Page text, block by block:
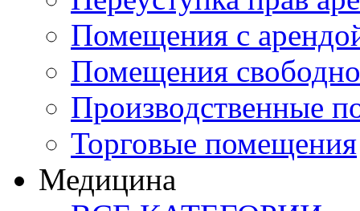
Помещения с
Помещения
Производственные
Торговые помещения
Медицина